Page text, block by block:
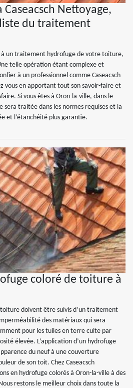
Nettoyage,
du traitement
à un traitement hydrofuge de votre toiture,
telle opération étant complexe et
à un professionnel comme Caseacsch
vous en apportant tout son savoir-faire et
Si vous êtes à Oron-la-ville, dans le
traitée dans les normes requises et la
et l’étanchéité plus garantie.
coloré de toiture à
doivent être suivis d’un traitement
des matériaux qui sera
pour les tuiles en terre cuite par
élevée. L’application d’un hydrofuge
du neuf à une couverture
de son toit. Chez Caseacsch
en hydrofuge colorés à Oron-la-ville à des
restons le meilleur choix dans toute la